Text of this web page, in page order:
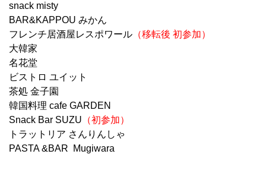
snack misty
BAR&KAPPOU みかん
フレンチ居酒屋レスポワール （移転後 初参加）
大韓家
名花堂
ビストロ ユイット
茶処 金子園
韓国料理 cafe GARDEN
Snack Bar SUZU （初参加）
トラットリア さんりんしゃ
PASTA &BAR Mugiwara